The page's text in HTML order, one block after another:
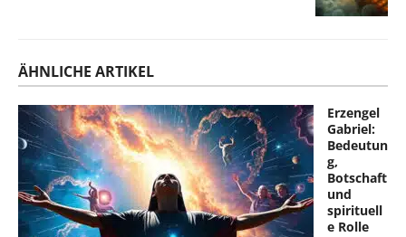
ÄHNLICHE ARTIKEL
Erzengel
Gabriel:
Bedeutun
g,
Botschaft
und
spirituell
e Rolle